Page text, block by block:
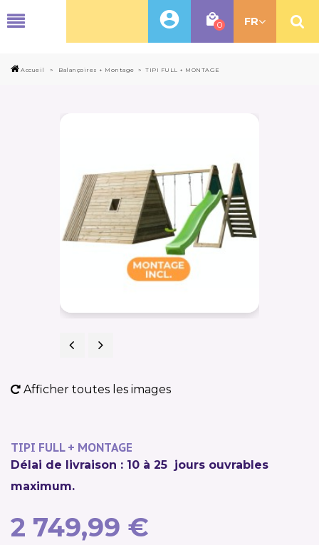
0 FR
Accueil > Balançoires + Montage > TIPI FULL + MONTAGE
Afficher toutes les images
TIPI FULL + MONTAGE
Délai de livraison : 10 à 25 jours ouvrables
maximum.
2 749,99 €